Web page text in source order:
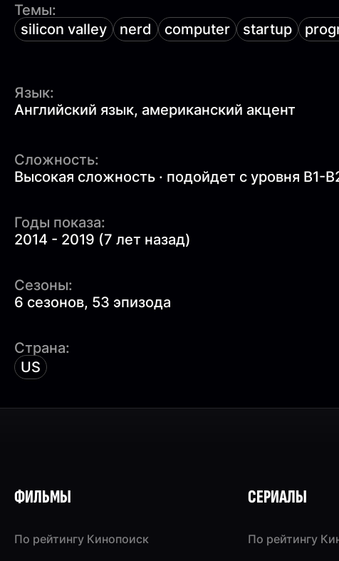
Темы:
silicon valley
nerd computer startup
Язык:
Английский язык, американский акцент
Сложность:
Высокая сложность · подойдет с уровня B1-
Годы показа:
2014 - 2019 (7 лет назад)
Сезоны:
6 сезонов, 53 эпизода
Страна:
US
ФИЛЬМЫ
По рейтингу Кинопоиск
СЕРИАЛЫ
По рейтингу